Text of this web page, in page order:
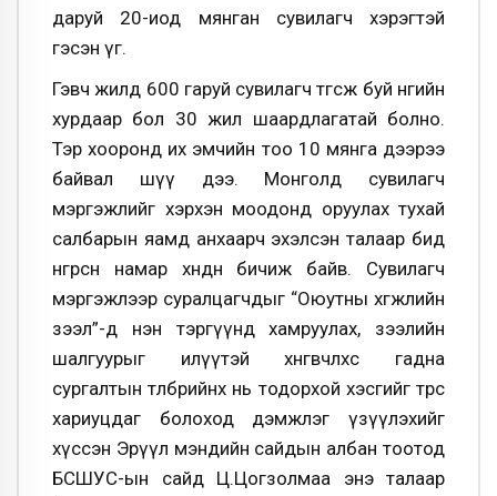
даруй 20-иод мянган сувилагч хэрэгтэй
гэсэн үг.
Гэвч жилд 600 гаруй сувилагч төгсөж буй өнөөгийн
хурдаар бол 30 жил шаардлагатай болно.
Тэр хооронд их эмчийн тоо 10 мянга дээрээ
байвал шүү дээ. Монголд сувилагч
мэргэжлийг хэрхэн моодонд оруулах тухай
салбарын яамд анхаарч эхэлсэн талаар бид
өнгөрсөн намар хөндөн бичиж байв. Сувилагч
мэргэжлээр суралцагчдыг “Оюутны хөгжлийн
зээл”-д нэн тэргүүнд хамруулах, зээлийн
шалгуурыг илүүтэй хөнгөвчлөхөөс гадна
сургалтын төлбөрийнх нь тодорхой хэсгийг төрөөс
хариуцдаг болоход дэмжлэг үзүүлэхийг
хүссэн Эрүүл мэндийн сайдын албан тоотод
БСШУС-ын сайд Ц.Цогзолмаа энэ талаар